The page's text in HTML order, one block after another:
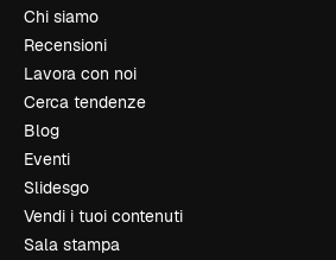
Chi siamo
Recensioni
Lavora con noi
Cerca tendenze
Blog
Eventi
Slidesgo
Vendi i tuoi contenuti
Sala stampa